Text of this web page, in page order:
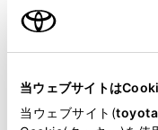
当ウェブサイトは
当ウェブサイト(
ます。詳しくは、販売